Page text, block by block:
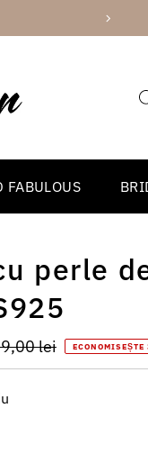
FABULOUS
perle
lei ECONOMISEȘTE